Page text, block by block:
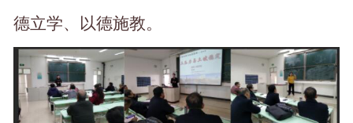
德立学、以德施教。